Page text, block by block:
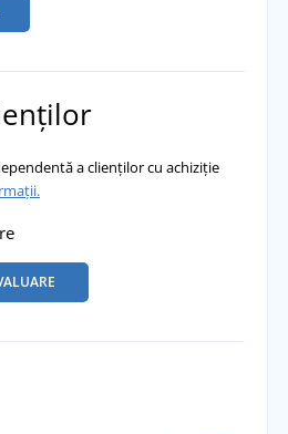
a clienților cu achiziție